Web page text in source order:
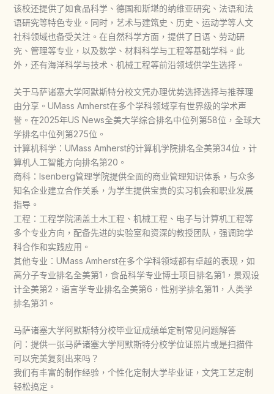
该校还提供了如食品科学、德国和斯堪的纳维亚研究、法语和法
语研究等特色专业。同时，艺术与建筑史、历史、运动学等人文
社科领域也备受关注。在自然科学方面，提供了日语、劳动研
究、管理等专业，以及数学、材料科学与工程等基础学科。此
外，还有海洋科学与技术、机械工程等前沿领域供学生选择。
关于马萨诸塞大学阿默斯特分校文凭办理优势选择选择与推荐理
由分享。UMass Amherst在多个学科领域享有世界级的学术声
誉。在2025年US News全美大学综合排名中位列第58位，全球大
学排名中位列第275位。
计算机科学：UMass Amherst的计算机学院排名全美第34位，计
算机人工智能方向排名第20。
商科：Isenberg管理学院提供全面的商业管理知识体系，与众多
知名企业建立合作关系，为学生提供宝贵的实习机会和职业发展
指导。
工程：工程学院涵盖土木工程、机械工程、电子与计算机工程等
多个专业方向，配备先进的实验室和资深的教授团队，强调跨学
科合作和实践应用。
其他专业：UMass Amherst在多个学科领域都有卓越的表现，如
高分子专业排名全美第1，食品科学专业博士项目排名第1，景观设
计全美第2，语言学专业排名全美第6，性别学排名第11，人类学
排名第31。
马萨诸塞大学阿默斯特分校毕业证成绩单定制常见问题解答
问：提供一张马萨诸塞大学阿默斯特分校学位证照片或是扫描件
可以完美复刻出来吗？
我们有丰富的制作经验，个性化定制大学毕业证，文凭工艺定制
轻松搞定。